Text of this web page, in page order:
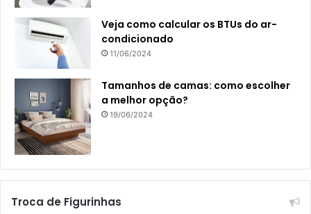
Veja como calcular os BTUs do ar-
condicionado
11/06/2024
Tamanhos de camas: como escolher
a melhor opção?
19/06/2024
Troca de Figurinhas